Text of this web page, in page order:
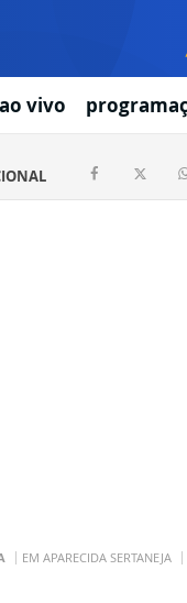
vivo
EM APARECIDA SERTANEJA